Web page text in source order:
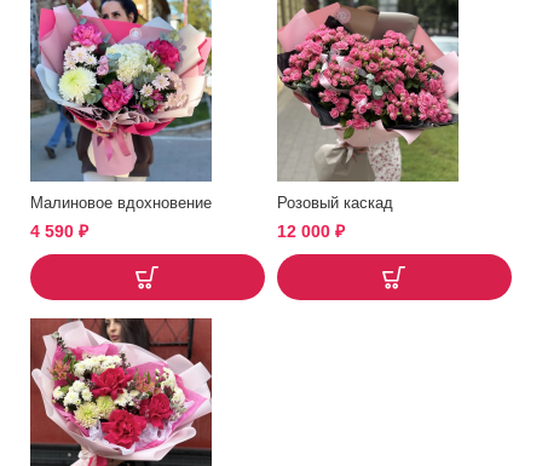
Малиновое вдохновение
4 590 ₽
Розовый каскад
12 000 ₽